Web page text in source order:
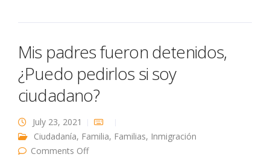
Mis padres fueron detenidos,
¿Puedo pedirlos si soy
ciudadano?
July 23, 2021
Ciudadanía, Familia, Familias, Inmigración
Comments Offon Mis padres fueron detenidos, ¿Puedo